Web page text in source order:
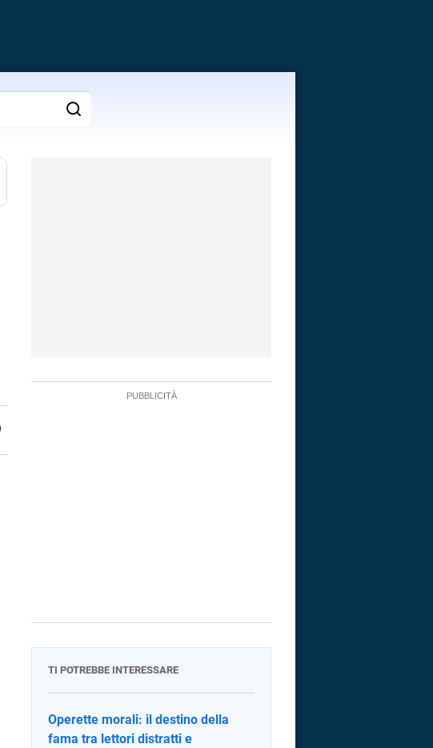
TI POTREBBE INTERESSARE
Operette morali: il destino della
fama tra lettori distratti e